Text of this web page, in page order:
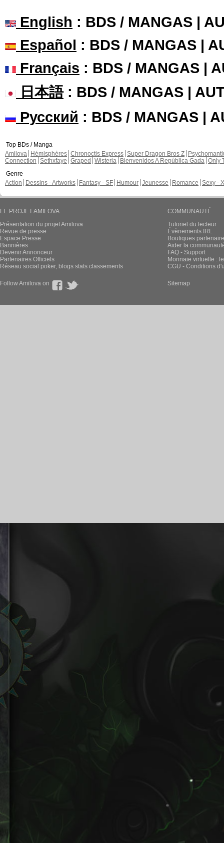
English : BDS / MANGAS |
Español : BDS / MANGAS |
Français : BDS / MANGAS |
日本語: BDS / MANGAS |
Русский : BDS / MANGAS |
Top BDs / Manga
Amilova
Hémisphères Chronoctis Express Super Dragon Bros Z
Connection Sethxfaye Graped Wisteria Bienvenidos A República Gada Only
Genre
Action
Dessins - Artworks Fantasy - SF Humour Jeunesse Romance Sexy -
LE PROJET AMILOVA
Présentation du projet Amilova
Revue de presse
Espace Presse
Bannières
Devenir Annonceur
Partenaires Officiels
Réseau social poker, blogs stats classements
COMMUNAUTÉ
Tutoriel du lecteur
Évènements IRL
Boutiques
Aider la
FAQ - Support
Monnaie virtuelle :
CGU - Conditions
Follow Amilova on Sitemap